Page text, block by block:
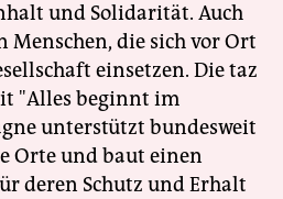
und Solidarität. Auch
die sich vor Ort
einsetzen. Die taz
"Alles beginnt im
unterstützt bundesweit
Orte und baut einen
deren Schutz und Erhalt